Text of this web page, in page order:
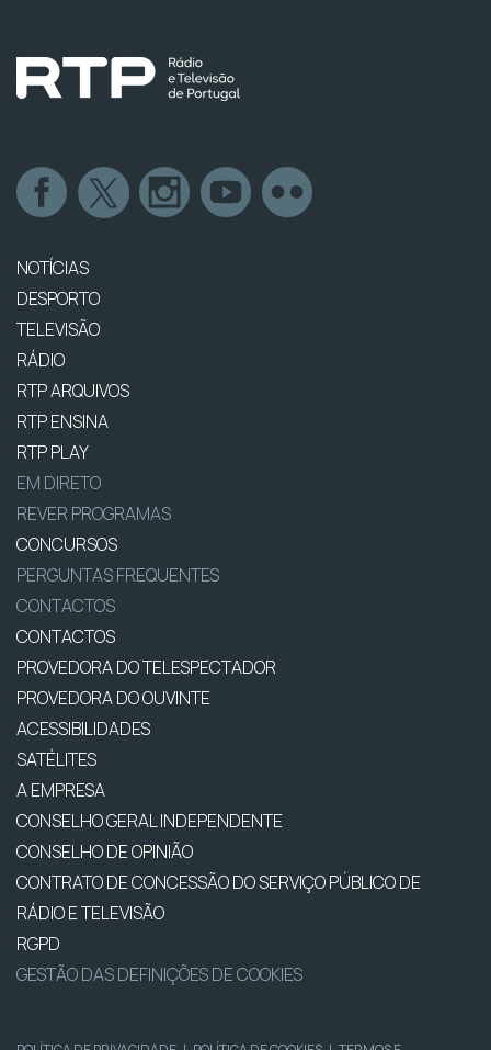
NOTÍCIAS
DESPORTO
TELEVISÃO
RÁDIO
RTP ARQUIVOS
RTP ENSINA
RTP PLAY
EM DIRETO
REVER PROGRAMAS
CONCURSOS
PERGUNTAS FREQUENTES
CONTACTOS
CONTACTOS
PROVEDORA DO TELESPECTADOR
PROVEDORA DO OUVINTE
ACESSIBILIDADES
SATÉLITES
A EMPRESA
CONSELHO GERAL INDEPENDENTE
CONSELHO DE OPINIÃO
CONTRATO DE CONCESSÃO DO SERVIÇO PÚBLICO DE
RÁDIO E TELEVISÃO
RGPD
GESTÃO DAS DEFINIÇÕES DE COOKIES